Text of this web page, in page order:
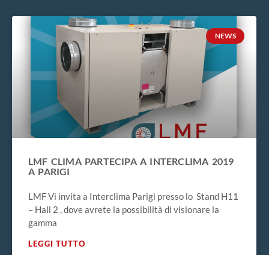
NEWS
LMF CLIMA PARTECIPA A INTERCLIMA 2019
A PARIGI
LMF Vi invita a Interclima Parigi presso lo Stand H11
– Hall 2 , dove avrete la possibilità di visionare la
gamma
LEGGI TUTTO